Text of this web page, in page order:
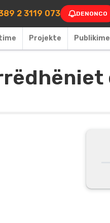
2 3119 073 DENONCO
Projekte Publikime